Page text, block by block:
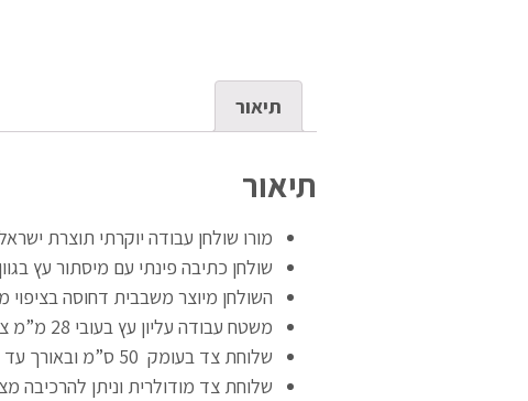
תיאור
תיאור
מורו שולחן עבודה יוקרתי תוצרת
שולחן כתיבה פינתי עם מיסתור עץ
השולחן מיוצר משבבית דחוסה בציפוי
משטח עבודה עליון עץ בעובי 28 מ”מ צפה מעל מסגרת המתכת.
שלוחת צד בעומק 50 ס”מ ובאורך עד 120 ס”מ עם 5 מגירות כולל מנעול .
שלוחת צד מודולרית וניתן להרכיבה